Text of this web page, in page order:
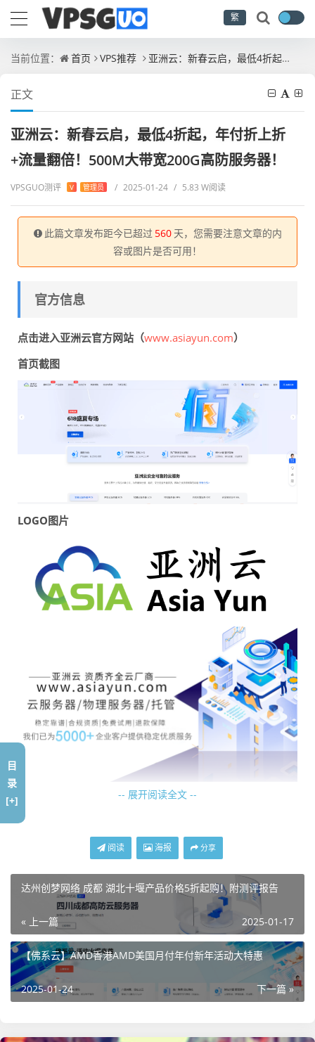
繁
当前位置： 首页 VPS推荐 亚洲云：新春云启，最低4折起，年付折上折+流量翻倍！500M大带宽200G高防服务器！
正文
亚洲云：新春云启，最低4折起，年付折上折
+流量翻倍！500M大带宽200G高防服务器！
VPSGUO测评 V 管理员 / 2025-01-24 / 5.83 W阅读
此篇文章发布距今已超过 560 天，您需要注意文章的内
容或图片是否可用！
官方信息
点击进入亚洲云官方网站（www.asiayun.com）
首页截图
LOGO图片
新春云启，最低4折起，年付折上折+流量翻倍！500M大带
宽200G高防服务器！
商家简介：
亚洲云Asiayun怎么样？亚洲云Asiayun好不好？亚洲云由企
业运营，拥有ICP/ISP/IDC/CDN等资质，同时是创宇安全信
用企业，亚洲云团队成立于2018年，经过多次品牌升级。主
要销售主VPS服务器，提供云服务器和物理服务器，云服务
-- 展开阅读全文 --
阅读 海报 分享
达州创梦网络 成都 湖北十堰产品价格5折起购！附测评报告
« 上一篇 2025-01-17
【佛系云】AMD香港AMD美国月付年付新年活动大特惠
下一篇 »
2025-01-24
目
录
[+]